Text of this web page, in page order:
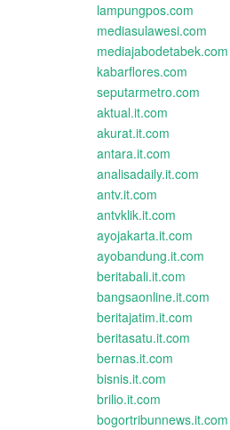
lampungpos.com
mediasulawesi.com
mediajabodetabek.com
kabarflores.com
seputarmetro.com
aktual.it.com
akurat.it.com
antara.it.com
analisadaily.it.com
antv.it.com
antvklik.it.com
ayojakarta.it.com
ayobandung.it.com
beritabali.it.com
bangsaonline.it.com
beritajatim.it.com
beritasatu.it.com
bernas.it.com
bisnis.it.com
brilio.it.com
bogortribunnews.it.com